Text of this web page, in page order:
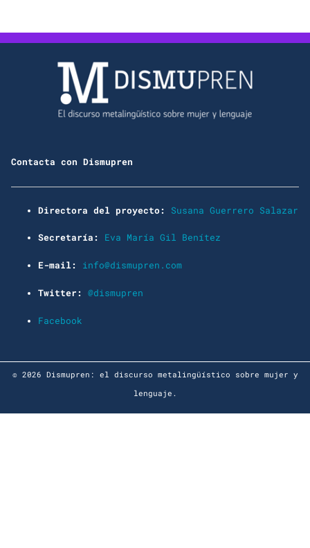
Contacta con Dismupren
Directora del proyecto: Susana Guerrero Salazar
Secretaría: Eva María Gil Benítez
E-mail: info@dismupren.com
Twitter: @dismupren
Facebook
© 2026 Dismupren: el discurso metalingüístico sobre mujer y
lenguaje.